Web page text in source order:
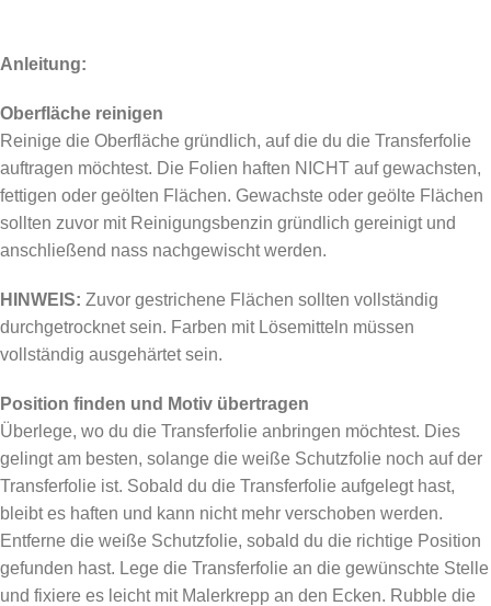
Anleitung:
Oberfläche reinigen
Reinige die Oberfläche gründlich, auf die du die Transferfolie
auftragen möchtest. Die Folien haften NICHT auf gewachsten,
fettigen oder geölten Flächen. Gewachste oder geölte Flächen
sollten zuvor mit Reinigungsbenzin gründlich gereinigt und
anschließend nass nachgewischt werden.
HINWEIS: Zuvor gestrichene Flächen sollten vollständig
durchgetrocknet sein. Farben mit Lösemitteln müssen
vollständig ausgehärtet sein.
Position finden und Motiv übertragen
Überlege, wo du die Transferfolie anbringen möchtest. Dies
gelingt am besten, solange die weiße Schutzfolie noch auf der
Transferfolie ist. Sobald du die Transferfolie aufgelegt hast,
bleibt es haften und kann nicht mehr verschoben werden.
Entferne die weiße Schutzfolie, sobald du die richtige Position
gefunden hast. Lege die Transferfolie an die gewünschte Stelle
und fixiere es leicht mit Malerkrepp an den Ecken. Rubble die